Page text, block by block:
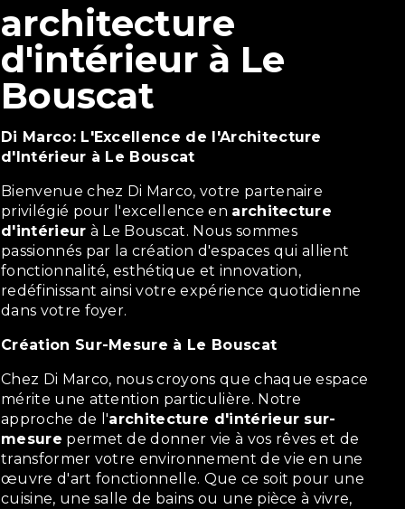
architecture
d'intérieur à Le
Bouscat
Di Marco: L'Excellence de l'Architecture
d'Intérieur à Le Bouscat
Bienvenue chez Di Marco, votre partenaire
privilégié pour l'excellence en architecture
d'intérieur à Le Bouscat. Nous sommes
passionnés par la création d'espaces qui allient
fonctionnalité, esthétique et innovation,
redéfinissant ainsi votre expérience quotidienne
dans votre foyer.
Création Sur-Mesure à Le Bouscat
Chez Di Marco, nous croyons que chaque espace
mérite une attention particulière. Notre
approche de l'architecture d'intérieur sur-
mesure permet de donner vie à vos rêves et de
transformer votre environnement de vie en une
œuvre d'art fonctionnelle. Que ce soit pour une
cuisine, une salle de bains ou une pièce à vivre,